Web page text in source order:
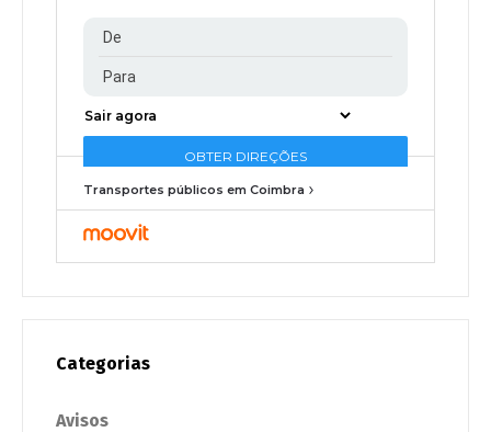
Transportes públicos em Coimbra
Categorias
Avisos